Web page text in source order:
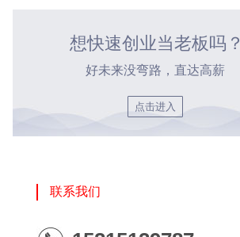
想快速创业当老板吗？
好未来没弯路，直达高薪
点击进入
联系我们